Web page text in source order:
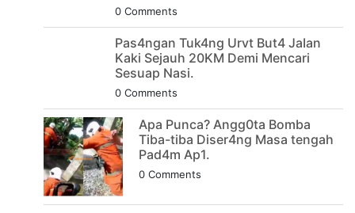
0 Comments
Pas4ngan Tuk4ng Urvt But4 JaIan
Kaki Sejauh 20KM Demi Mencari
Sesuap Nasi.
0 Comments
Apa Punca? Angg0ta Bomba
Tiba-tiba Diser4ng Masa tengah
Pad4m Ap1.
0 Comments